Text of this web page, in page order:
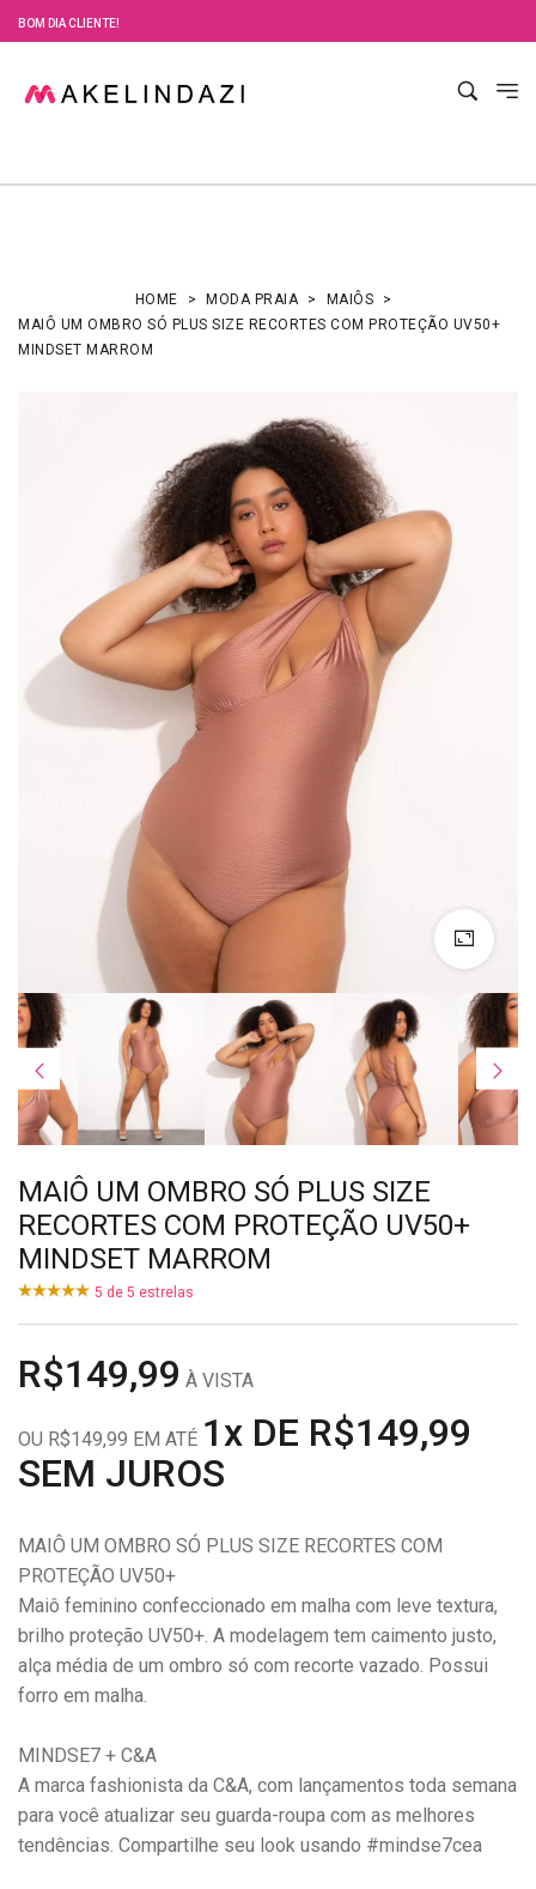
BOM DIA CLIENTE!
HOME MODA PRAIA
MAIÔS
MAIÔ UM OMBRO SÓ PLUS SIZE RECORTES COM PROTEÇÃO UV50+
MINDSET MARROM
MAIÔ UM OMBRO SÓ PLUS SIZE
RECORTES COM PROTEÇÃO UV50+
MINDSET MARROM
5 de 5 estrelas
R$149,99 À VISTA
OU R$149,99 EM ATÉ 1x DE R$149,99
SEM JUROS
MAIÔ UM OMBRO SÓ PLUS SIZE RECORTES COM
PROTEÇÃO UV50+
Maiô feminino confeccionado em malha com leve textura,
brilho proteção UV50+. A modelagem tem caimento justo,
alça média de um ombro só com recorte vazado. Possui
forro em malha.
MINDSE7 + C&A
A marca fashionista da C&A, com lançamentos toda semana
para você atualizar seu guarda-roupa com as melhores
tendências. Compartilhe seu look usando #mindse7cea